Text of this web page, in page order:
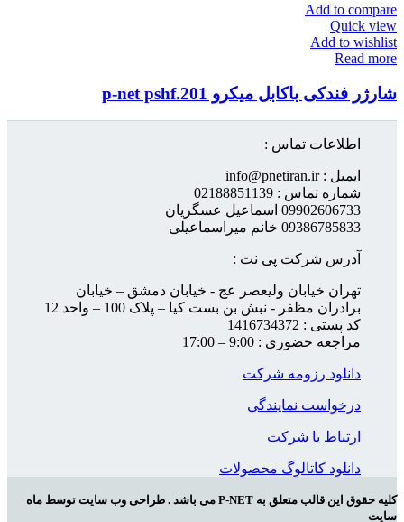
Add to compare
Quick view
Add to wishlist
Read more
شارژر فندکی باکابل میکرو p-net pshf.201
اطلاعات تماس :
ایمیل : info@pnetiran.ir
شماره تماس : 02188851139
09902606733 اسماعیل عسگریان
09386785833 خانم میراسماعیلی
آدرس شرکت پی نت :
تهران خیابان ولیعصر عج - خیابان دمشق – خیابان
برادران مظفر - نبش بن بست کیا – پلاک 100 – واحد 12
کد پستی : 1416734372
مراجعه حضوری : 9:00 – 17:00
دانلود رزومه شرکت
درخواست نمایندگی
ارتباط با شرکت
دانلود کاتالوگ محصولات
کلیه حقوق این قالب متعلق به P-NET می باشد . طراحی وب سایت توسط ماه
سایت